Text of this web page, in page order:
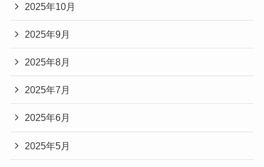
2025年10月
2025年9月
2025年8月
2025年7月
2025年6月
2025年5月